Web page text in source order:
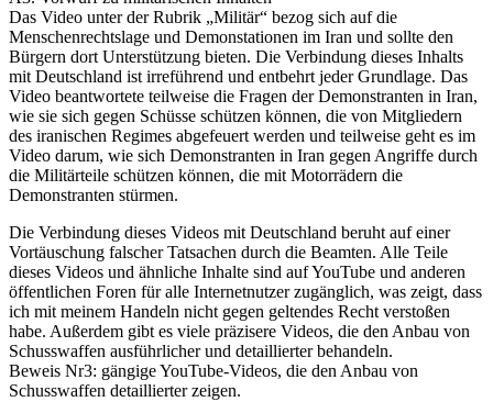
Das Video unter der Rubrik „Militär“ bezog sich auf die
Menschenrechtslage und Demonstationen im Iran und sollte den
Bürgern dort Unterstützung bieten. Die Verbindung dieses Inhalts
mit Deutschland ist irreführend und entbehrt jeder Grundlage. Das
Video beantwortete teilweise die Fragen der Demonstranten in Iran,
wie sie sich gegen Schüsse schützen können, die von Mitgliedern
des iranischen Regimes abgefeuert werden und teilweise geht es im
Video darum, wie sich Demonstranten in Iran gegen Angriffe durch
die Militärteile schützen können, die mit Motorrädern die
Demonstranten stürmen.
Die Verbindung dieses Videos mit Deutschland beruht auf einer
Vortäuschung falscher Tatsachen durch die Beamten. Alle Teile
dieses Videos und ähnliche Inhalte sind auf YouTube und anderen
öffentlichen Foren für alle Internetnutzer zugänglich, was zeigt, dass
ich mit meinem Handeln nicht gegen geltendes Recht verstoßen
habe. Außerdem gibt es viele präzisere Videos, die den Anbau von
Schusswaffen ausführlicher und detaillierter behandeln.
Beweis Nr3: gängige YouTube-Videos, die den Anbau von
Schusswaffen detaillierter zeigen.